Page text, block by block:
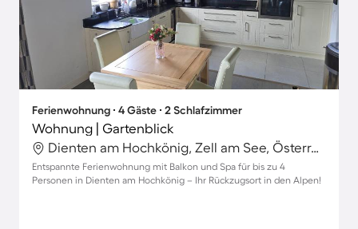
Ferienwohnung ∙ 4 Gäste ∙ 2 Schlafzimmer
Wohnung | Gartenblick
Dienten am Hochkönig, Zell am See, Österreich
Entspannte Ferienwohnung mit Balkon und Spa für bis zu 4
Personen in Dienten am Hochkönig – Ihr Rückzugsort in den Alpen!